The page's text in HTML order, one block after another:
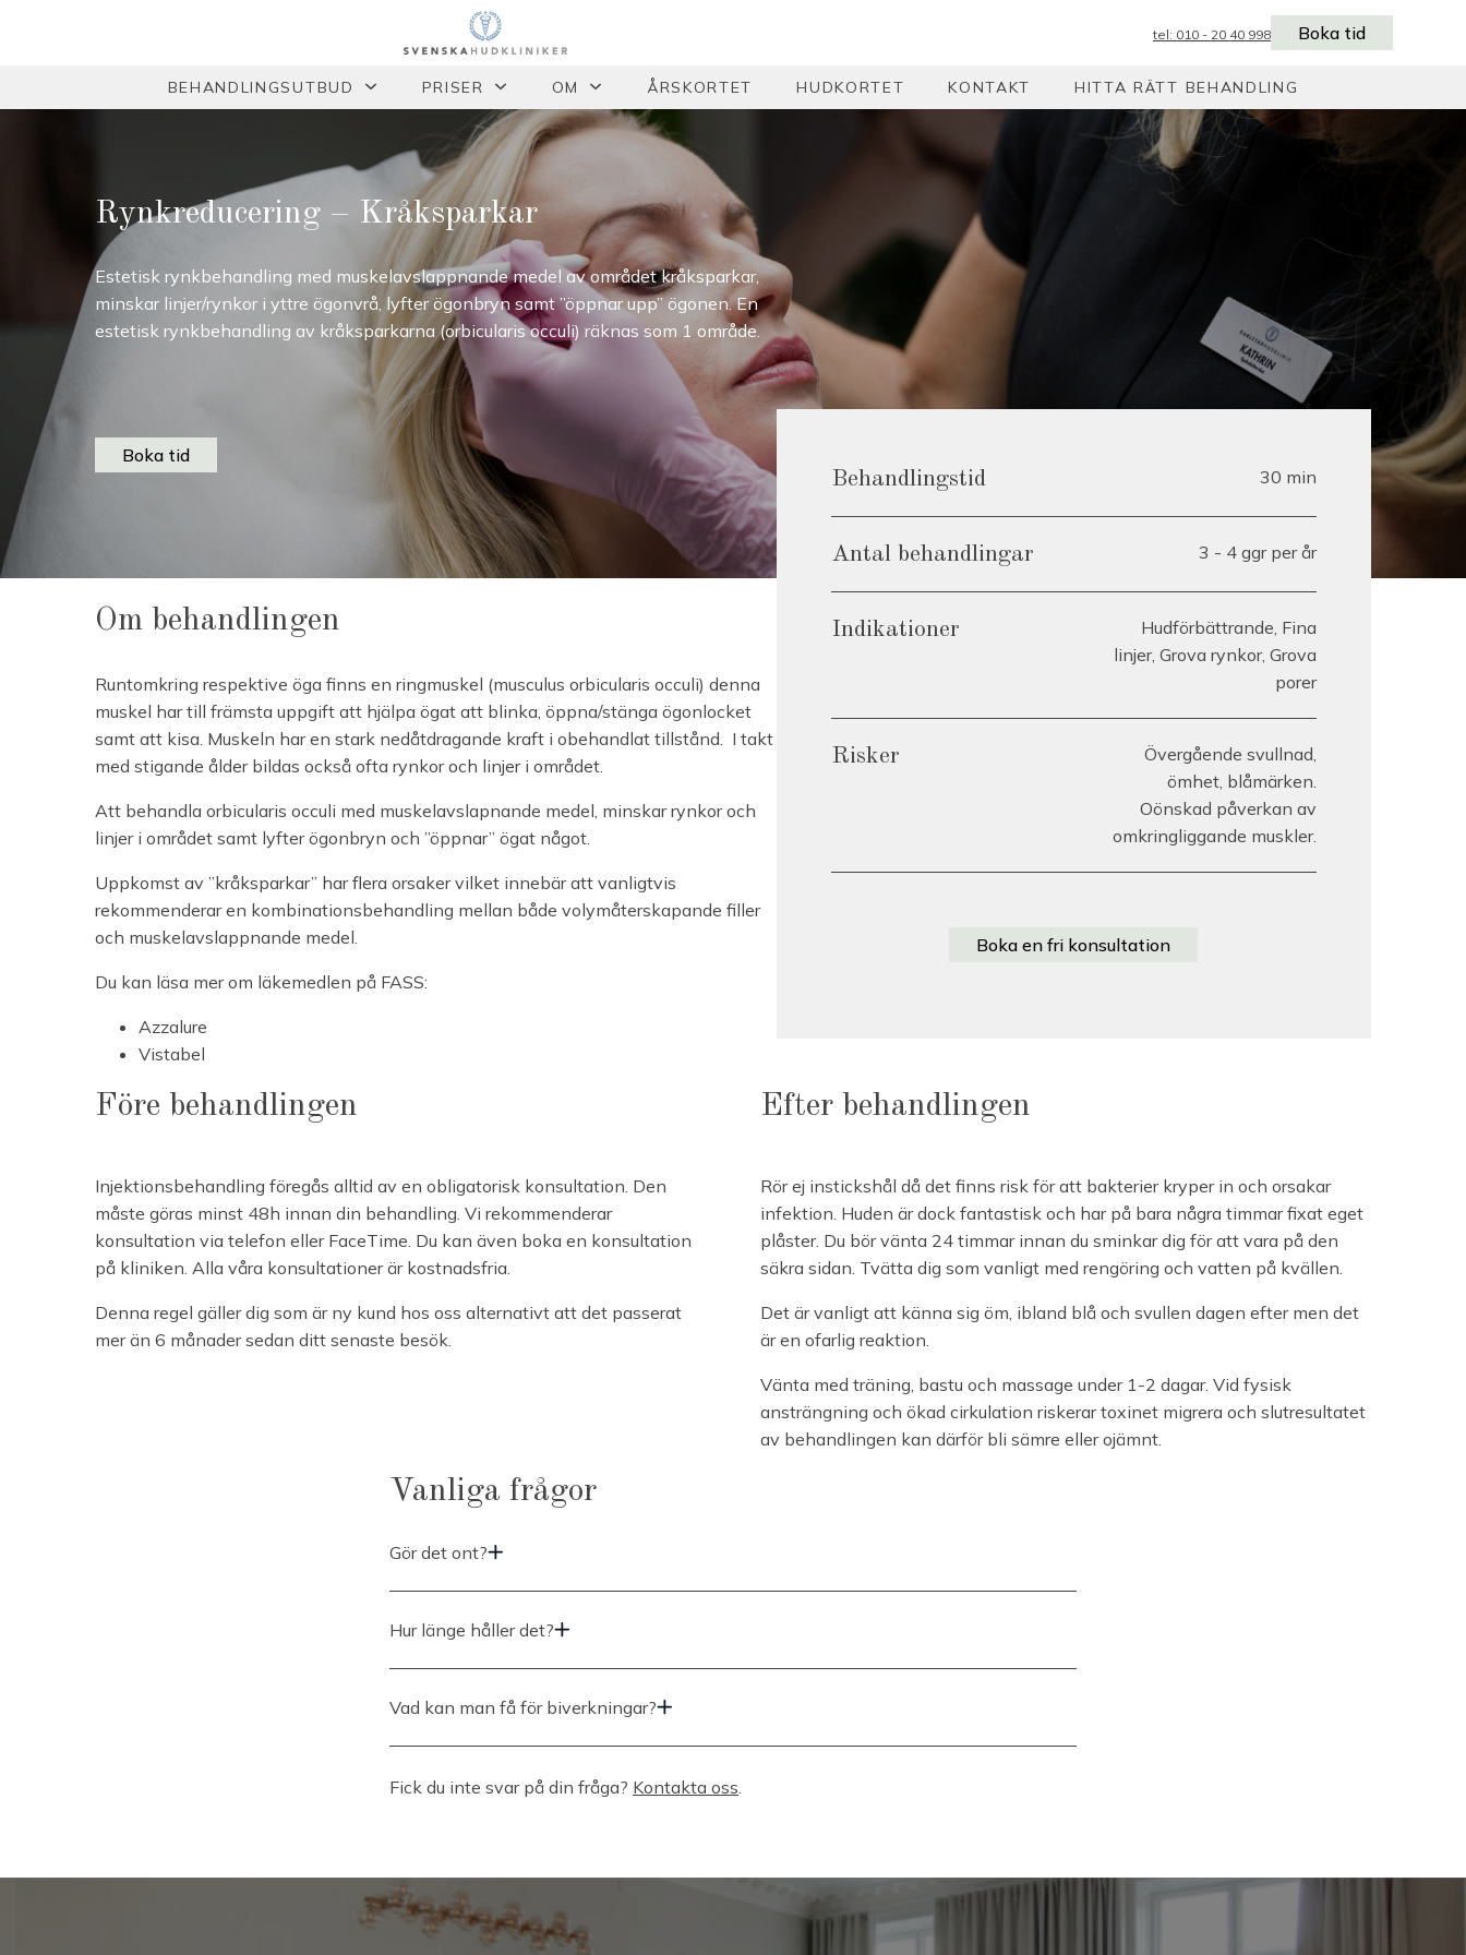
tel: 010 - 20 40 998 Boka tid
BEHANDLINGSUTBUD PRISER OM ÅRSKORTET HUDKORTET KONTAKT HITTA RÄTT BEHANDLING
Rynkreducering – Kråksparkar
Estetisk rynkbehandling med muskelavslappnande medel av området kråksparkar,
minskar linjer/rynkor i yttre ögonvrå, lyfter ögonbryn samt ”öppnar upp” ögonen. En
estetisk rynkbehandling av kråksparkarna (orbicularis occuli) räknas som 1 område.
Boka tid
Om behandlingen
Runtomkring respektive öga finns en ringmuskel (musculus orbicularis occuli) denna
muskel har till främsta uppgift att hjälpa ögat att blinka, öppna/stänga ögonlocket
samt att kisa. Muskeln har en stark nedåtdragande kraft i obehandlat tillstånd. I takt
med stigande ålder bildas också ofta rynkor och linjer i området.
Att behandla orbicularis occuli med muskelavslapnande medel, minskar rynkor och
linjer i området samt lyfter ögonbryn och ”öppnar” ögat något.
Uppkomst av ”kråksparkar” har flera orsaker vilket innebär att vanligtvis
rekommenderar en kombinationsbehandling mellan både volymåterskapande filler
och muskelavslappnande medel.
Du kan läsa mer om läkemedlen på FASS:
Azzalure
Vistabel
Behandlingstid 30 min
Antal behandlingar 3 - 4 ggr per år
Indikationer
Hudförbättrande, Fina
linjer, Grova rynkor, Grova
porer
Risker
Övergående svullnad,
ömhet, blåmärken.
Oönskad påverkan av
omkringliggande muskler.
Boka en fri konsultation
Före behandlingen
Injektionsbehandling föregås alltid av en obligatorisk konsultation. Den
måste göras minst 48h innan din behandling. Vi rekommenderar
konsultation via telefon eller FaceTime. Du kan även boka en konsultation
på kliniken. Alla våra konsultationer är kostnadsfria.
Denna regel gäller dig som är ny kund hos oss alternativt att det passerat
mer än 6 månader sedan ditt senaste besök.
Efter behandlingen
Rör ej instickshål då det finns risk för att bakterier kryper in och orsakar
infektion. Huden är dock fantastisk och har på bara några timmar fixat eget
plåster. Du bör vänta 24 timmar innan du sminkar dig för att vara på den
säkra sidan. Tvätta dig som vanligt med rengöring och vatten på kvällen.
Det är vanligt att känna sig öm, ibland blå och svullen dagen efter men det
är en ofarlig reaktion.
Vänta med träning, bastu och massage under 1-2 dagar. Vid fysisk
ansträngning och ökad cirkulation riskerar toxinet migrera och slutresultatet
av behandlingen kan därför bli sämre eller ojämnt.
Vanliga frågor
Gör det ont?
Själva nålen är oerhört tunn och ger inte upphov till nämnvärt obehag. I vissa fall kan en
kortvarig svidande känsla upplevas i samband med själva injektionen.
Hur länge håller det?
Effekten startar efter 1-3 dagar, full effekt garanteras efter ca 14 dagar, effekten avtar sedan
gradvis och är ofta helt borta efter ca 3-5 månader.
Vad kan man få för biverkningar?
Övergående svullnad, ömhet, blåmärken.
Många får en positiv upplevelse av sin behandling medan någon känner obehag på grund av
minskad kontroll av rörelseförmågan i området. Denna känsla försvinner inom 1-2 veckor.
inflammation avtar. Först efter 14 dagar kan man utvärdera slutresultatet av behandlingen.
Om ojämnheter kvarstår efter 14 dagar bokas ett kostnadsfritt återbesök så hjälper vi dig.
Fick du inte svar på din fråga? Kontakta oss